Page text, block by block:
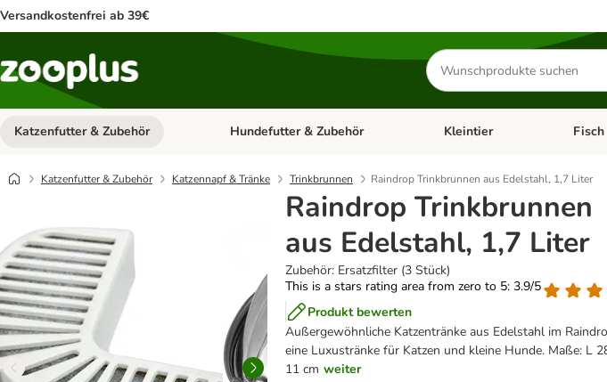
Versandkostenfrei ab 39€
Produkte
suchen
Katzenfutter & Zubehör Kategorie-Menü öffnen: Katzenfutter & Zubehör
Hundefutter & Zubehör Kategorie-Menü öffnen:
Kleintier Fisch
Katzenfutter & Zubehör Katzennapf & Tränke Trinkbrunnen Raindrop Trinkbrunnen aus Edelstahl, 1,7 Liter
Raindrop Trinkbrunnen
aus Edelstahl, 1,7 Liter
Zubehör: Ersatzfilter (3 Stück)
This is a stars rating area from zero to 5: 3.9/5
Produkt bewerten
Außergewöhnliche Katzentränke aus Edelstahl im
eine Luxustränke für Katzen und kleine Hunde. Maße: L
11 cm weiter